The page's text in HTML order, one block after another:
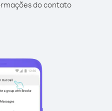
do contato